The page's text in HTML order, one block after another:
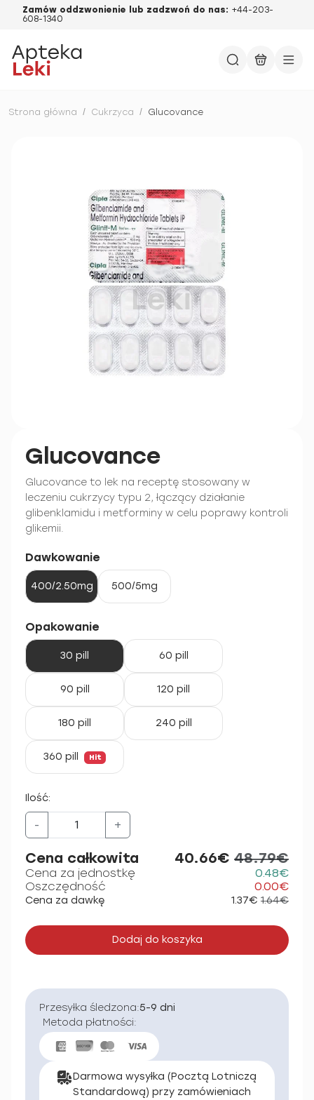
Zamów oddzwonienie lub zadzwoń do nas: +44-203-
608-1340
Strona główna / Cukrzyca / Glucovance
Glucovance
Glucovance to lek na receptę stosowany w
leczeniu cukrzycy typu 2, łączący działanie
glibenklamidu i metforminy w celu poprawy kontroli
glikemii.
Dawkowanie
400/2.50mg 500/5mg
Opakowanie
30 pill 60 pill
90 pill 120 pill
180 pill 240 pill
360 pill Hit
Ilość:
- +
Cena całkowita 40.66€ 48.79€
Cena za jednostkę
0.48€
Oszczędność
0.00€
Cena za dawkę 1.37€ 1.64€
Dodaj do koszyka
Przesyłka śledzona:5-9 dni
Metoda płatności:
Darmowa wysyłka (Pocztą Lotniczą
Standardową) przy zamówieniach